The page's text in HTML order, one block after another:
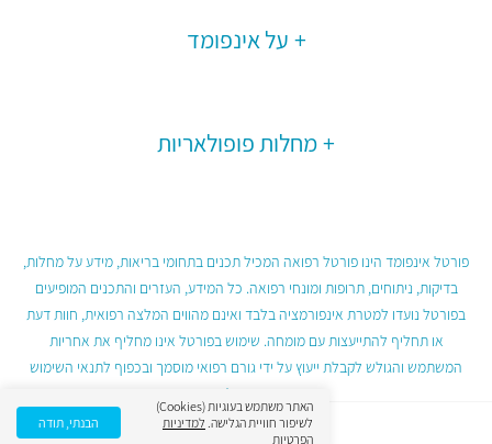
על אינפומד
מחלות פופולאריות
פורטל אינפומד הינו פורטל רפואה המכיל תכנים בתחומי בריאות, מידע על מחלות,
בדיקות, ניתוחים, תרופות ומונחי רפואה. כל המידע, העזרים והתכנים המופיעים
בפורטל נועדו למטרת אינפורמציה בלבד ואינם מהווים המלצה רפואית, חוות דעת
או תחליף להתייעצות עם מומחה. שימוש בפורטל אינו מחליף את אחריות
המשתמש והגולש לקבלת ייעוץ על ידי גורם רפואי מוסמך ובכפוף לתנאי השימוש
בפורטל.
האתר משתמש בעוגיות (Cookies)
לשיפור חוויית הגלישה. למדיניות
הפרטיות
הבנתי, תודה